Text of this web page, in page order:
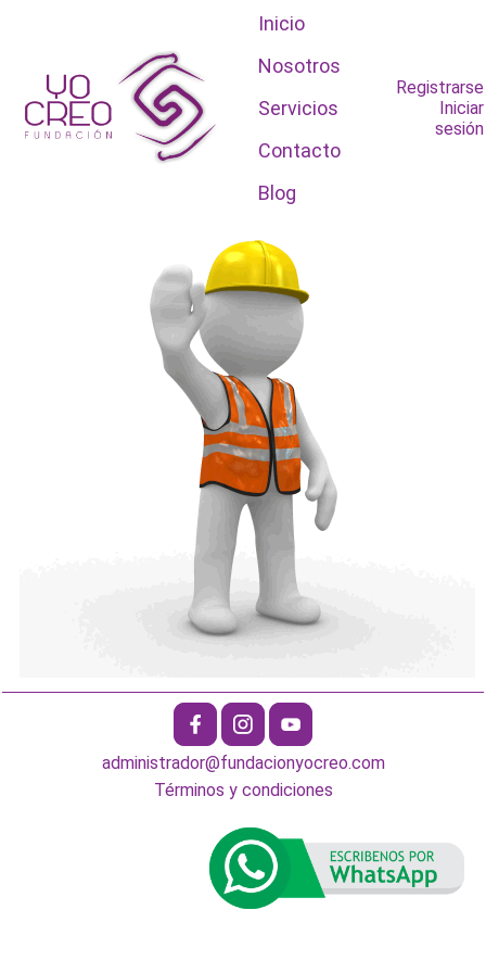
Inicio
Nosotros
Servicios
Contacto
Blog
Registrarse
Iniciar
sesión
administrador@fundacionyocreo.com
Términos y condiciones